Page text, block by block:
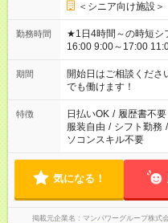
＜シニア向け施設＞
勤務時間
★1日4時間～の時短シフトOK ★スタート時間選
16:00 9:00～17:00 11:00～
場合、他のお仕事と合
ん ※法令に基づき、週
となります ※労働者派
短時間・短期間の就業
期間
開始日はご相談くだ
でも働けます！
特徴 日払いOK / 履歴書不要
服装自由 / シフト勤務 /
ソコンスキル不要
気になる！
掲載元企業名 マンパワーグループ株式